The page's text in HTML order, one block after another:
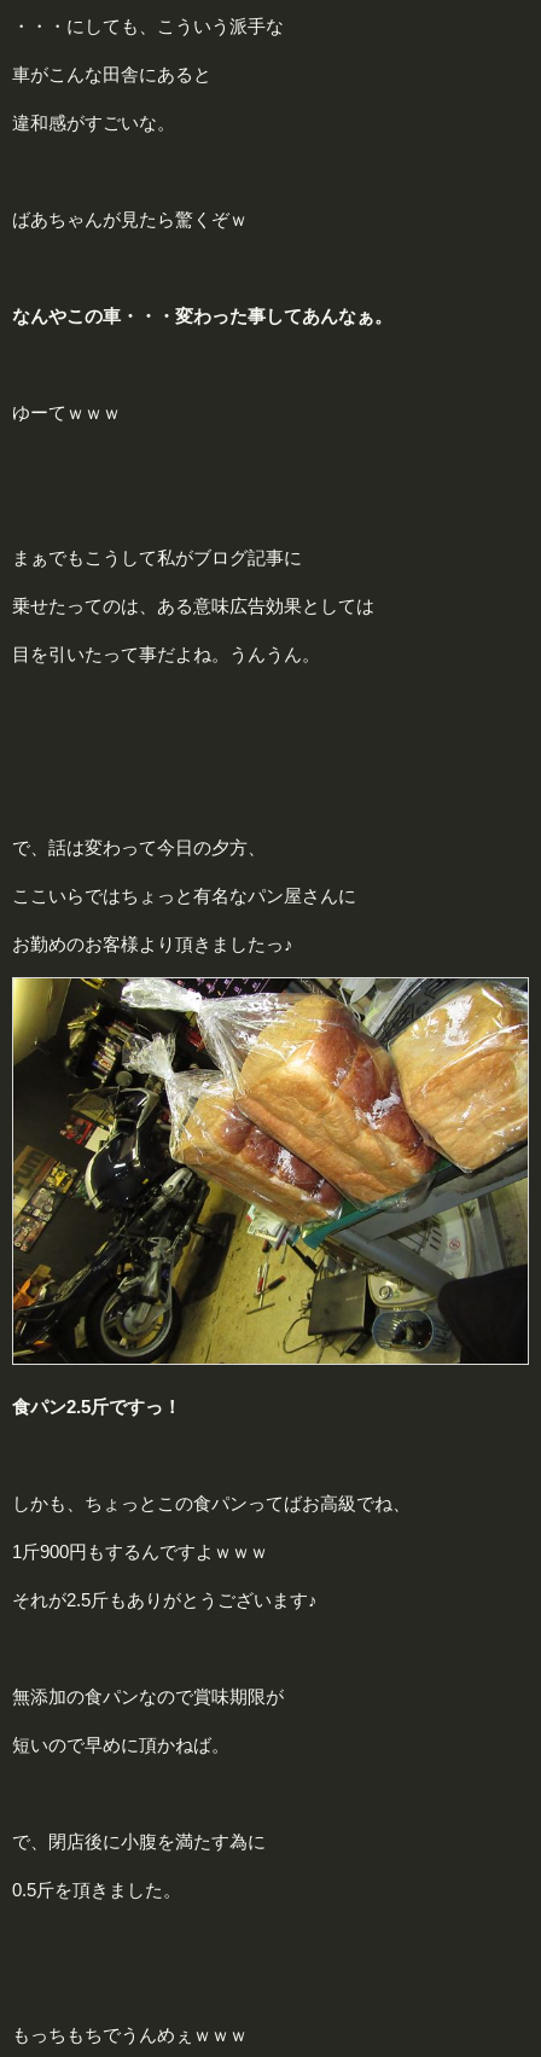
・・・にしても、こういう派手な
車がこんな田舎にあると
違和感がすごいな。
ばあちゃんが見たら驚くぞｗ
なんやこの車・・・変わった事してあんなぁ。
ゆーてｗｗｗ
まぁでもこうして私がブログ記事に
乗せたってのは、ある意味広告効果としては
目を引いたって事だよね。うんうん。
で、話は変わって今日の夕方、
ここいらではちょっと有名なパン屋さんに
お勤めのお客様より頂きましたっ♪
食パン2.5斤ですっ！
しかも、ちょっとこの食パンってばお高級でね、
1斤900円もするんですよｗｗｗ
それが2.5斤もありがとうございます♪
無添加の食パンなので賞味期限が
短いので早めに頂かねば。
で、閉店後に小腹を満たす為に
0.5斤を頂きました。
もっちもちでうんめぇｗｗｗ